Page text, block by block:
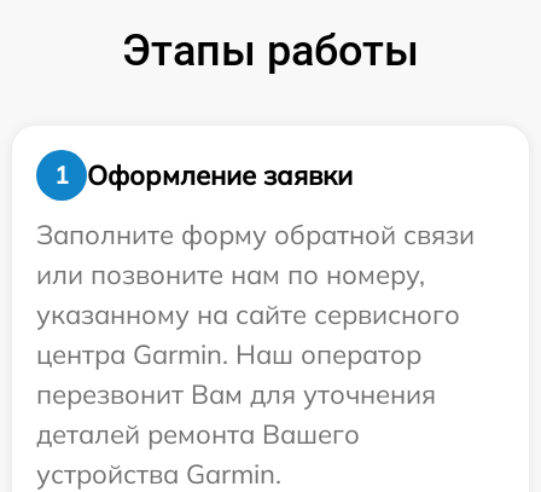
Этапы работы
1
Оформление заявки
Заполните форму обратной связи
или позвоните нам по номеру,
указанному на сайте сервисного
центра Garmin. Наш оператор
перезвонит Вам для уточнения
деталей ремонта Вашего
устройства Garmin.